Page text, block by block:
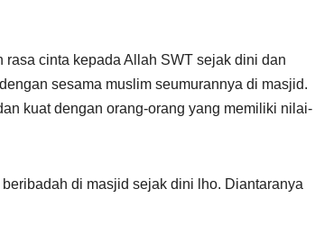
cinta kepada Allah SWT sejak dini dan
sesama muslim seumurannya di masjid.
kuat dengan orang-orang yang memiliki nilai-
di masjid sejak dini lho. Diantaranya